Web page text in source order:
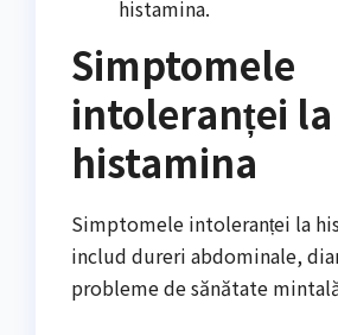
histamina.
Simptomele
intoleranței la
histamina
Simptomele intoleranței la
includ dureri abdominale,
probleme de sănătate